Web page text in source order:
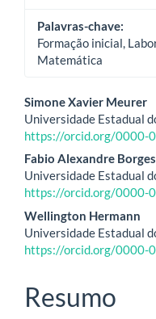
Palavras-chave:
Formação inicial,
Matemática
Conteúdo
do
artigo
principal
Simone Xavier Meurer
Universidade Estadual
https://orcid.org/0000-
Fabio Alexandre Borges
Universidade Estadual
https://orcid.org/0000-
Wellington Hermann
Universidade Estadual
https://orcid.org/0000-
Resumo